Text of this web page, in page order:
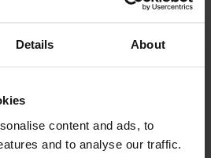
Details About
content and ads, to
and to analyse our traffic.
οι ώρες λειτουργίας
που επηρεάζουν αυτούς
εργαλείο για την παράταση
είναι ένας απλός κατάλογος